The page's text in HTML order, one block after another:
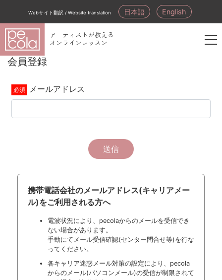
Webサイト翻訳 / Website translation 日本語 English
アーティストが教える
オンラインレッスン
登
録
会員登録
メールアドレス
送信
携帯電話会社のメールアドレス(キャリアメー
ル)をご利用される方へ
電波状況により、pecolaからのメールを受信でき
ない場合があります。
手動にてメール受信確認(センター問合せ等)を行な
ってください。
各キャリア迷惑メール対策の設定により、pecola
からのメール(パソコンメール)の受信が制限されて